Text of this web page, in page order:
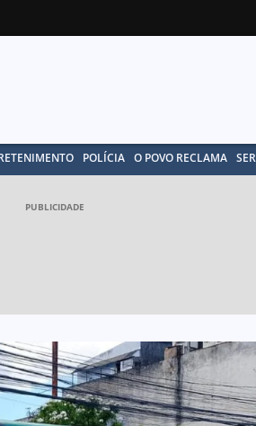
POLÍCIA O POVO RECLAMA
PUBLICIDADE